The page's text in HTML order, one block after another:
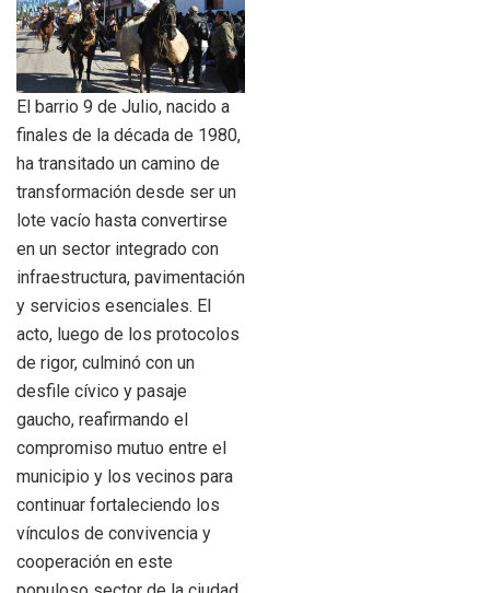
El barrio 9 de Julio, nacido a
finales de la década de 1980,
ha transitado un camino de
transformación desde ser un
lote vacío hasta convertirse
en un sector integrado con
infraestructura, pavimentación
y servicios esenciales. El
acto, luego de los protocolos
de rigor, culminó con un
desfile cívico y pasaje
gaucho, reafirmando el
compromiso mutuo entre el
municipio y los vecinos para
continuar fortaleciendo los
vínculos de convivencia y
cooperación en este